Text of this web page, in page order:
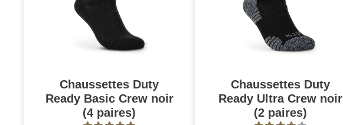
Chaussettes Duty
Ready Basic Crew noir
(4 paires)
Chaussettes Duty
Ready Ultra Crew noir
(2 paires)